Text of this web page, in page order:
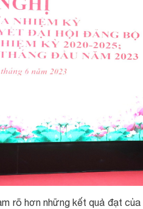
rõ hơn những kết quả đạt